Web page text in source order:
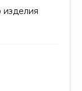
изделия